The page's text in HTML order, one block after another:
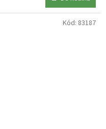
Kód: 83187